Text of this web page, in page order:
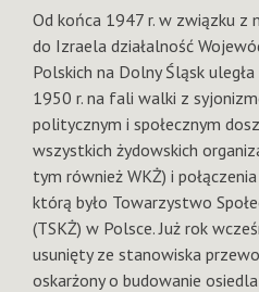
Od końca 1947 r. w związku z
do Izraela działalność
Polskich na Dolny Śląsk
1950 r. na fali walki z
politycznym i społecznym
wszystkich żydowskich
tym również WKŻ) i
którą było Towarzystwo
(TSKŻ) w Polsce. Już rok
usunięty ze stanowiska
oskarżony o budowanie